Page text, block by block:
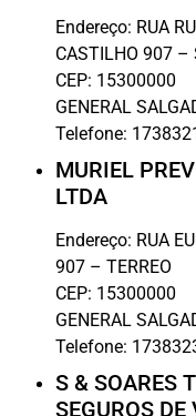
Endereço: RUA
CASTILHO 907 –
CEP: 15300000
GENERAL
Telefone:
MURIEL
LTDA
Endereço: RUA
907 – TERREO
CEP: 15300000
GENERAL
Telefone:
S & SOARES
SEGUROS